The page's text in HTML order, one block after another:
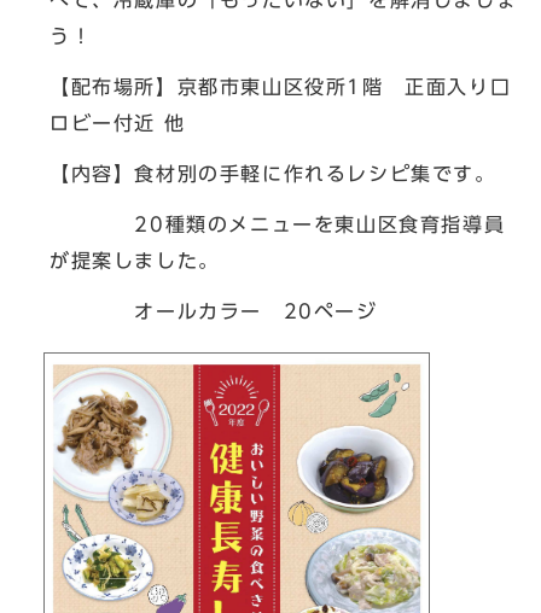
う！
【配布場所】京都市東山区役所1階 正面入り口
ロビー付近 他
【内容】食材別の手軽に作れるレシピ集です。
20種類のメニューを東山区食育指導員
が提案しました。
オールカラー 20ページ